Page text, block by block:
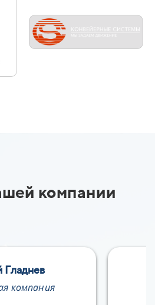
компании
Гладнев
компания